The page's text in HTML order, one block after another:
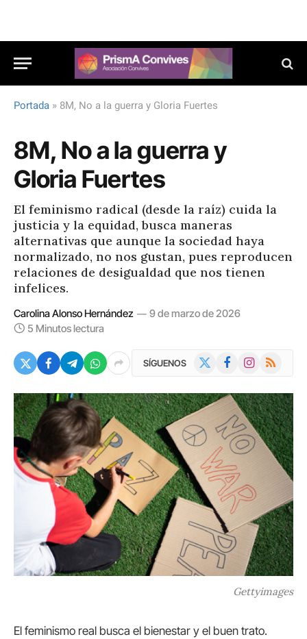
Portada » 8M, No a la guerra y Gloria Fuertes
8M, No a la guerra y
Gloria Fuertes
El feminismo radical (desde la raíz) cuida la
justicia y la equidad, busca maneras
alternativas que aunque la sociedad haya
normalizado, no nos gustan, pues reproducen
relaciones de desigualdad que nos tienen
infelices.
Carolina Alonso Hernández
9 de marzo de 2026
5 Minutos lectura
SÍGUENOS FacebookInstagram
RSS
Gettyimages
El feminismo real busca el bienestar y el buen trato.